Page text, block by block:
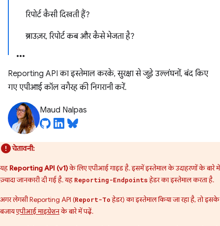
रिपोर्ट कैसी दिखती हैं?
ब्राउज़र, रिपोर्ट कब और कैसे भेजता है?
Reporting API का इस्तेमाल करके, सुरक्षा से जुड़े उल्लंघनों, बंद किए
गए एपीआई कॉल वगैरह की निगरानी करें.
Maud Nalpas
चेतावनी:
यह Reporting API (v1)के लिए एपीआई गाइड है. इसमें इस्तेमाल के उदाहरणों के बारे में
ज़्यादा जानकारी दी गई है. यह Reporting-Endpointsहेडर का इस्तेमाल करता है.
अगर लेगसी Reporting API (Report-Toहेडर) का इस्तेमाल किया जा रहा है, तो इसके
बजायएपीआई माइग्रेशनके बारे में पढ़ें.